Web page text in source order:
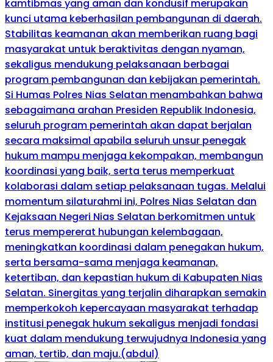
kamtibmas yang aman dan kondusif merupakan
kunci utama keberhasilan pembangunan di daerah.
Stabilitas keamanan akan memberikan ruang bagi
masyarakat untuk beraktivitas dengan nyaman,
sekaligus mendukung pelaksanaan berbagai
program pembangunan dan kebijakan pemerintah.
Si Humas Polres Nias Selatan menambahkan bahwa
sebagaimana arahan Presiden Republik Indonesia,
seluruh program pemerintah akan dapat berjalan
secara maksimal apabila seluruh unsur penegak
hukum mampu menjaga kekompakan, membangun
koordinasi yang baik, serta terus memperkuat
kolaborasi dalam setiap pelaksanaan tugas. Melalui
momentum silaturahmi ini, Polres Nias Selatan dan
Kejaksaan Negeri Nias Selatan berkomitmen untuk
terus mempererat hubungan kelembagaan,
meningkatkan koordinasi dalam penegakan hukum,
serta bersama-sama menjaga keamanan,
ketertiban, dan kepastian hukum di Kabupaten Nias
Selatan. Sinergitas yang terjalin diharapkan semakin
memperkokoh kepercayaan masyarakat terhadap
institusi penegak hukum sekaligus menjadi fondasi
kuat dalam mendukung terwujudnya Indonesia yang
aman, tertib, dan maju.(abdul)